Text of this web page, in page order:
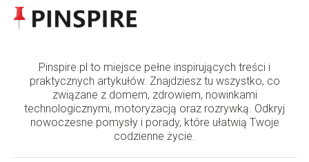
Pinspire.pl to miejsce pełne inspirujących treści i
praktycznych artykułów. Znajdziesz tu wszystko, co
związane z domem, zdrowiem, nowinkami
technologicznymi, motoryzacją oraz rozrywką. Odkryj
nowoczesne pomysły i porady, które ułatwią Twoje
codzienne życie.